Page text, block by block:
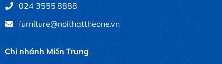
024 3555 8888
furniture@noithattheone.vn
Chi nhánh Miền Trung